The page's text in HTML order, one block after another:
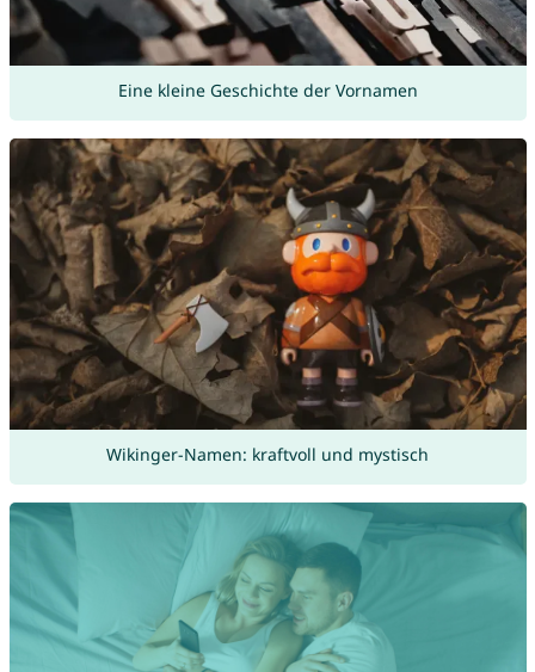
Eine kleine Geschichte der Vornamen
Wikinger-Namen: kraftvoll und mystisch